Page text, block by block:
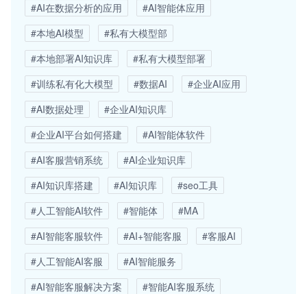
#AI在数据分析的应用
#AI智能体应用
#本地AI模型
#私有大模型部
#本地部署AI知识库
#私有大模型部署
#训练私有化大模型
#数据AI
#企业AI应用
#AI数据处理
#企业AI知识库
#企业AI平台如何搭建
#AI智能体软件
#AI客服营销系统
#AI企业知识库
#AI知识库搭建
#AI知识库
#seo工具
#人工智能AI软件
#智能体
#MA
#AI智能客服软件
#AI+智能客服
#客服AI
#人工智能AI客服
#AI智能服务
#AI智能客服解决方案
#智能AI客服系统